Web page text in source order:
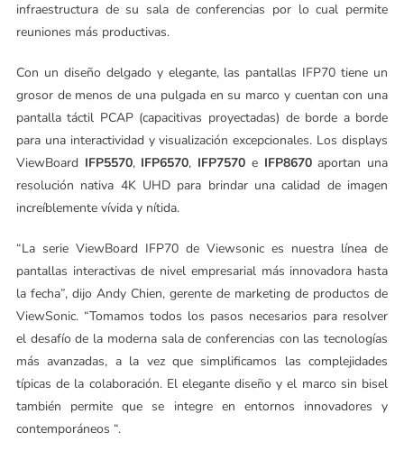
infraestructura de su sala de conferencias por lo cual permite
reuniones más productivas.
Con un diseño delgado y elegante, las pantallas IFP70 tiene un
grosor de menos de una pulgada en su marco y cuentan con una
pantalla táctil PCAP (capacitivas proyectadas) de borde a borde
para una interactividad y visualización excepcionales. Los displays
ViewBoard IFP5570, IFP6570, IFP7570 e IFP8670aportan una
resolución nativa 4K UHD para brindar una calidad de imagen
increíblemente vívida y nítida.
“La serie ViewBoard IFP70 de Viewsonic es nuestra línea de
pantallas interactivas de nivel empresarial más innovadora hasta
la fecha”, dijo Andy Chien, gerente de marketing de productos de
ViewSonic. “Tomamos todos los pasos necesarios para resolver
el desafío de la moderna sala de conferencias con las tecnologías
más avanzadas, a la vez que simplificamos las complejidades
típicas de la colaboración. El elegante diseño y el marco sin bisel
también permite que se integre en entornos innovadores y
contemporáneos “.